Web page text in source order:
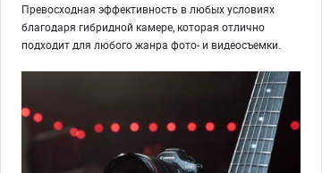
Превосходная эффективность в любых условиях
благодаря гибридной камере, которая отлично
подходит для любого жанра фото- и видеосъемки.